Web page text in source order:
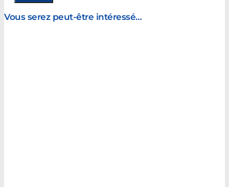
Vous serez peut-être intéressé…